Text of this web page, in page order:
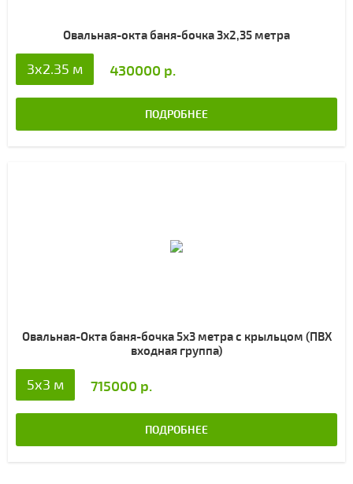
Овальная-окта баня-бочка 3х2,35 метра
3x2.35 м 430000 р.
ПОДРОБНЕЕ
Овальная-Окта баня-бочка 5х3 метра с крыльцом (ПВХ
входная группа)
5х3 м 715000 р.
ПОДРОБНЕЕ